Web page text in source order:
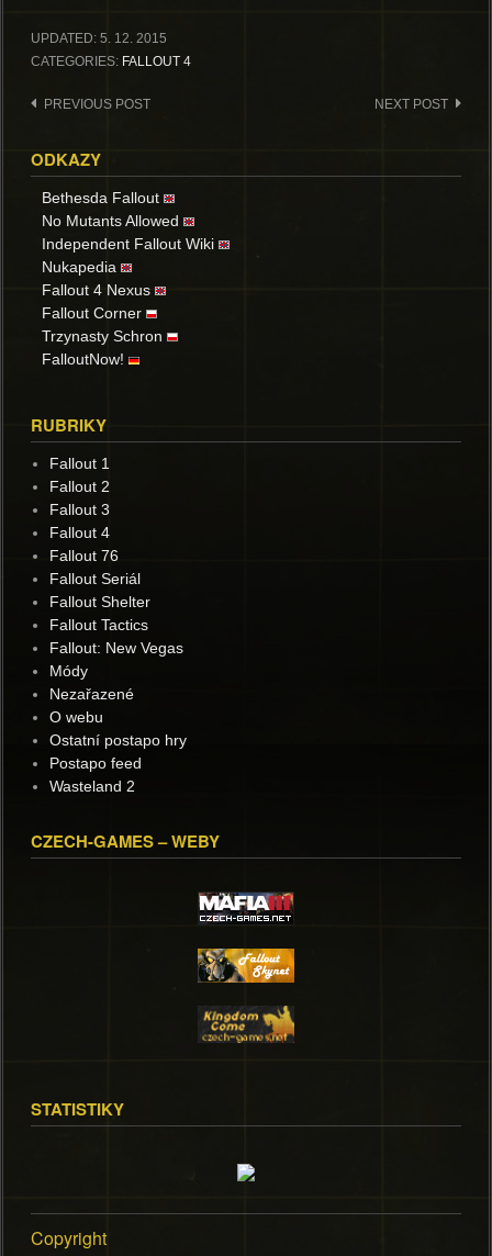
UPDATED: 5. 12. 2015
CATEGORIES: FALLOUT 4
Post
PREVIOUS POST NEXT POST
ODKAZY
Bethesda Fallout
No Mutants Allowed
Independent Fallout Wiki
Nukapedia
Fallout 4 Nexus
Fallout Corner
Trzynasty Schron
FalloutNow!
RUBRIKY
Fallout 1
Fallout 2
Fallout 3
Fallout 4
Fallout 76
Fallout Seriál
Fallout Shelter
Fallout Tactics
Fallout: New Vegas
Módy
Nezařazené
O webu
Ostatní postapo hry
Postapo feed
Wasteland 2
CZECH-GAMES – WEBY
STATISTIKY
Copyright